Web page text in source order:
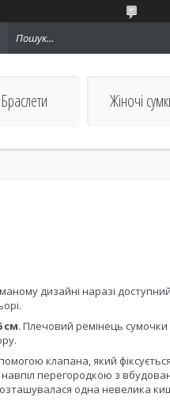
Браслети Жіночі
дизайні наразі
см. Плечовий ремінець сумочки
клапана, який фіксується
навпіл перегородкою з
одна невелика